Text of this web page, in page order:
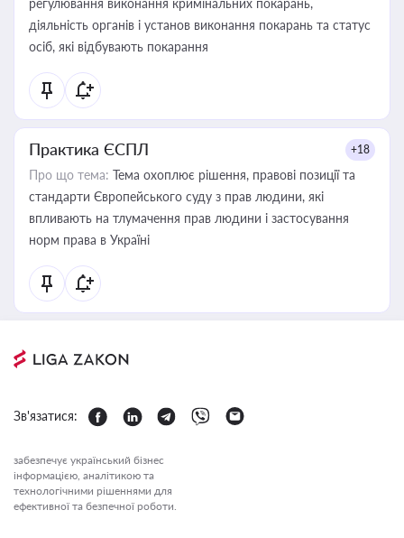
регулювання виконання кримінальних покарань,
діяльність органів і установ виконання покарань та статус
осіб, які відбувають покарання
Практика ЄСПЛ +18
Про що тема: Тема охоплює рішення, правові позиції та
стандарти Європейського суду з прав людини, які
впливають на тлумачення прав людини і застосування
норм права в Україні
Зв'язатися:
забезпечує український бізнес
інформацією, аналітикою та
технологічними рішеннями для
ефективної та безпечної роботи.